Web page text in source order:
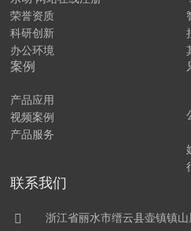
荣誉资质
科研创新
办公环境
案例
产品应用
视频案例
产品服务
联系我们
浙江省丽水市缙云县壶镇镇